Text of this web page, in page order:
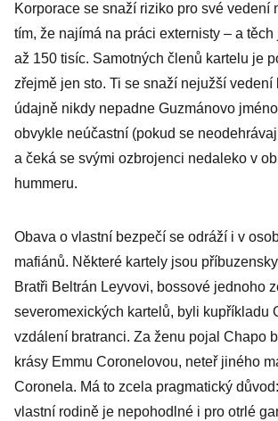
Korporace se snaží riziko pro své vedení
tím, že najímá na práci externisty – a
až 150 tisíc. Samotných členů kartelu je
zřejmě jen sto. Ti se snaží nejužší vedení
údajně nikdy nepadne Guzmánovo
obvykle neúčastní (pokud se
a čeká se svými ozbrojenci nedaleko v
hummeru.
Obava o vlastní bezpečí se odráží i v
mafiánů. Některé kartely jsou
Bratři Beltrán Leyvovi, bossové jednoho
severomexických kartelů, byli kupříkladu
vzdálení bratranci. Za ženu pojal Chapo
krásy Emmu Coronelovou, neteř jiného
Coronela. Má to zcela pragmatický
vlastní rodině je nepohodlné i pro otrlé